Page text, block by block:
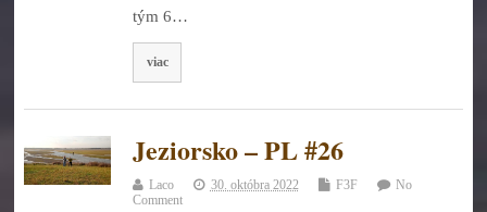
tým 6…
viac
Jeziorsko – PL #26
Laco 30. októbra 2022 F3F
No
Comment